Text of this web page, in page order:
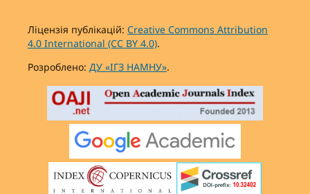
Ліцензія публікацій: Creative Commons Attribution
4.0 International (CC BY 4.0).
Розроблено: ДУ «ІГЗ НАМНУ».